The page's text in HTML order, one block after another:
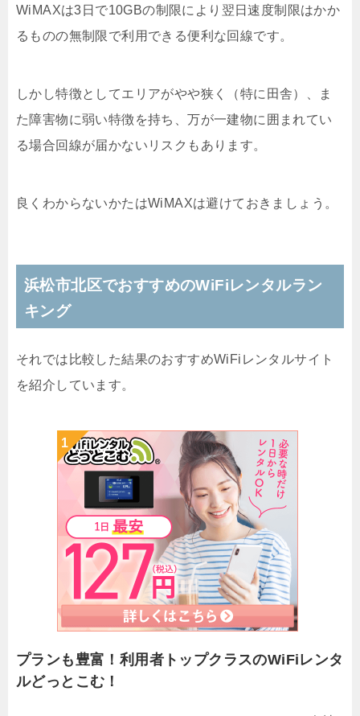
WiMAXは3日で10GBの制限により翌日速度制限はかか
るものの無制限で利用できる便利な回線です。
しかし特徴としてエリアがやや狭く（特に田舎）、ま
た障害物に弱い特徴を持ち、万が一建物に囲まれてい
る場合回線が届かないリスクもあります。
良くわからないかたはWiMAXは避けておきましょう。
浜松市北区でおすすめのWiFiレンタルラン
キング
それでは比較した結果のおすすめWiFiレンタルサイト
を紹介しています。
プランも豊富！利用者トップクラスのWiFiレンタ
ルどっとこむ！